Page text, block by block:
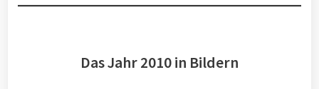
Das Jahr 2010 in Bildern